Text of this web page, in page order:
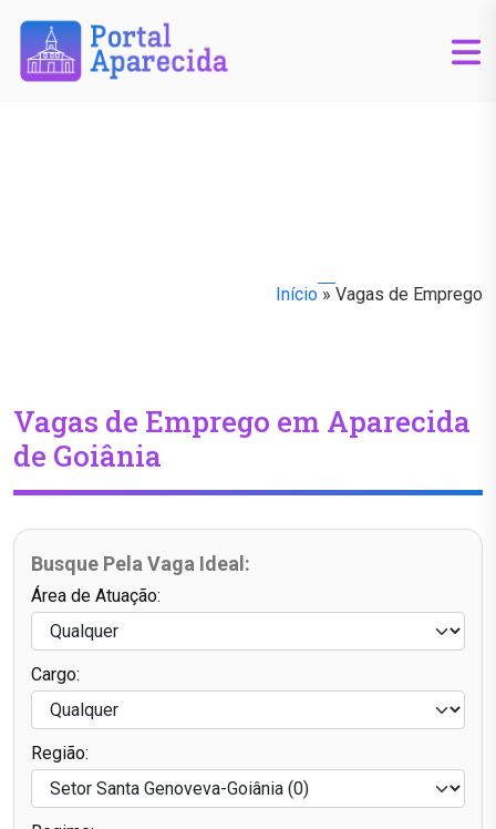
Início » Vagas de Emprego
Vagas de Emprego em Aparecida
de Goiânia
Busque Pela Vaga Ideal:
Área de Atuação:
Cargo:
Região: